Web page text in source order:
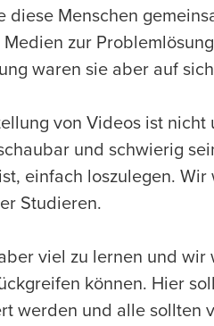
diese Menschen
zur
waren sie aber auf
von Videos ist
und schwierig
einfach loszulegen.
Studieren.
viel zu lernen und
können. Hier
werden und alle sollten